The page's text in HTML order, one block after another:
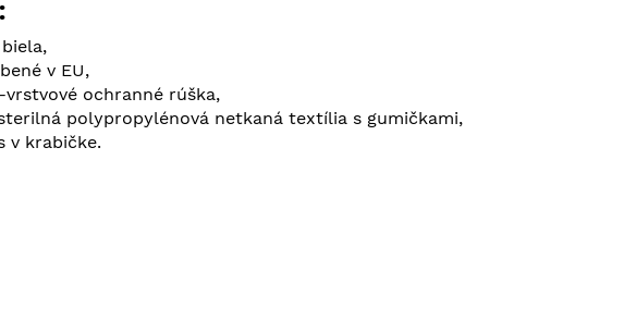
v EU,
ochranné rúška,
polypropylénová netkaná textília s gumičkami,
v krabičke.